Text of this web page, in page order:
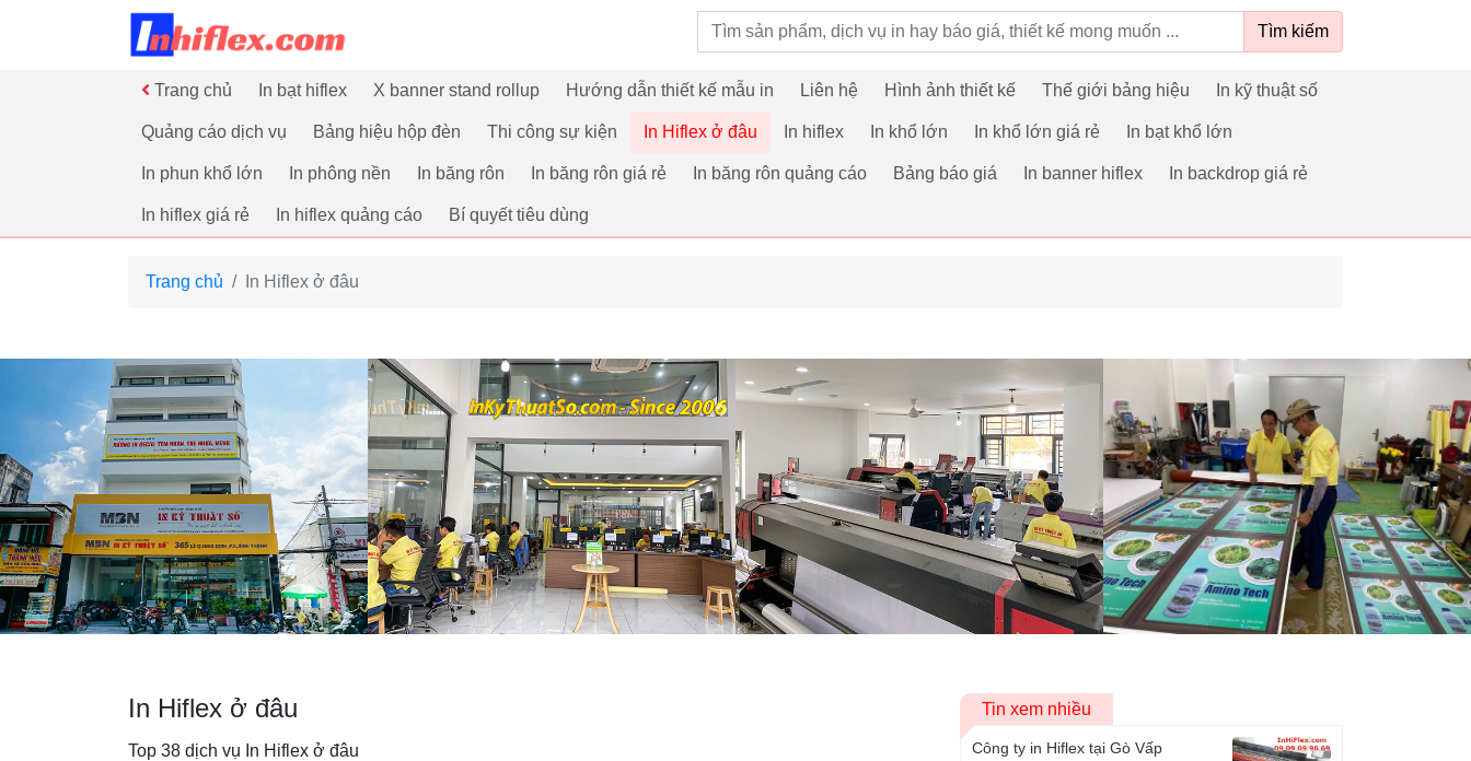
inhiflex.com Từ khoá tìm kiếm Tìm kiếm
Trang chủ In bạt hiflex X banner stand rollup Hướng dẫn thiết kế mẫu in Liên hệ Hình ảnh thiết kế Thế giới bảng hiệu In kỹ thuật số
Quảng cáo dịch vụ Bảng hiệu hộp đèn Thi công sự kiện In Hiflex ở đâu In hiflex In khổ lớn In khổ lớn giá rẻ In bạt khổ lớn
In phun khổ lớn In phông nền In băng rôn In băng rôn giá rẻ In băng rôn quảng cáo Bảng báo giá In banner hiflex In backdrop giá rẻ
In hiflex giá rẻ In hiflex quảng cáo Bí quyết tiêu dùng
Trang chủ In Hiflex ở đâu
In Hiflex ở đâu
Top 38 dịch vụ In Hiflex ở đâu
Tin xem nhiều
Công ty in Hiflex tại Gò Vấp